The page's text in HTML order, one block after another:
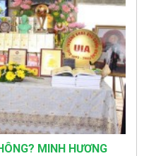
MINH HƯƠNG